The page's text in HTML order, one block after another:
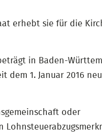
erhebt sie für die
in Baden-
1. Januar 2016
oder